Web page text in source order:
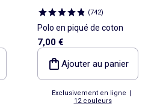
(742)
Polo en piqué de coton
7,00 €
Ajouter au panier
Exclusivement en ligne |
12 couleurs